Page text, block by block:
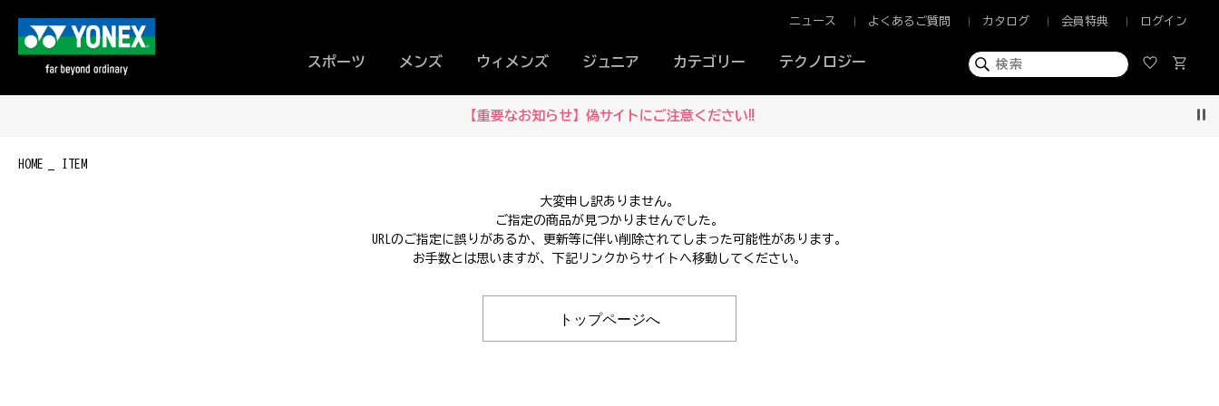
スポーツ メンズ ウィメンズ ジュニア カテゴリー テクノロジー
ニュース よくあるご質問 カタログ 会員特典 ログイン
【重要なお知らせ】偽サイトにご注意ください‼
HOME ITEM
大変申し訳ありません。
ご指定の商品が見つかりませんでした。
URLのご指定に誤りがあるか、更新等に伴い削除されてしまった可能性があります。
お手数とは思いますが、下記リンクからサイトへ移動してください。
トップページへ